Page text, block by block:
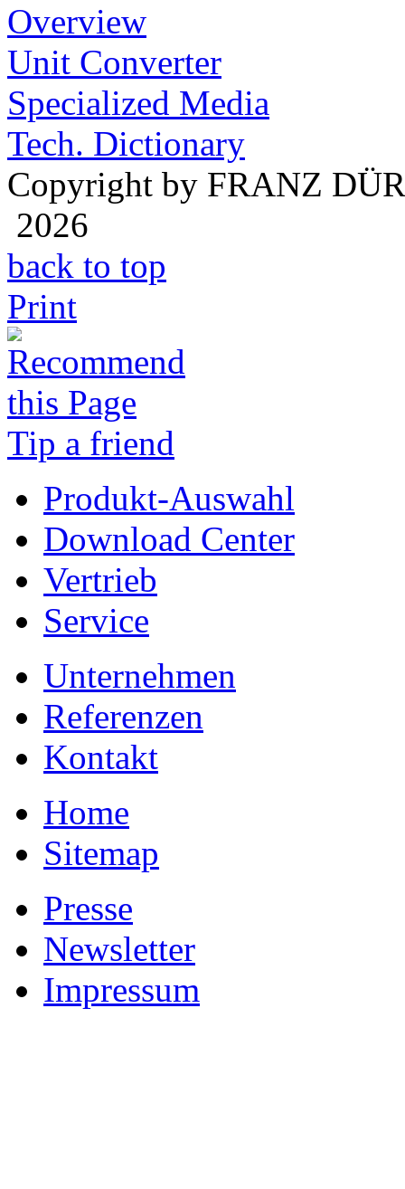
Overview
Unit Converter
Specialized Media
Tech. Dictionary
Copyright by FRANZ
2026
back to top
Print
Tip a friend
Produkt-Auswahl
Download Center
Vertrieb
Service
Unternehmen
Referenzen
Kontakt
Home
Sitemap
Presse
Newsletter
Impressum